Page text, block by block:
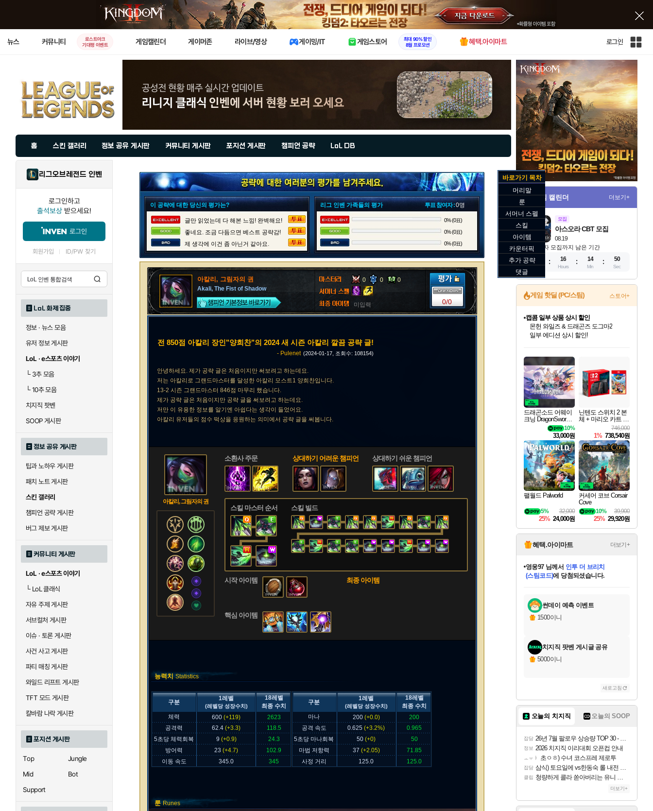
X
뉴스 커뮤니티
로스트아크
기대평 이벤트
게임캘린더 게이머존 라이브/영상 게이밍/IT 게임스토어
최대 90% 할인
8월 프로모션
혜택.아이마트 로그인
인
사
이
트
맵
홈 스킨 갤러리 정보 공유 게시판 커뮤니티 게시판 포지션 게시판 챔피언 공략 LoL DB
리그오브레전드 인벤
로그인하고
출석보상 받으세요!
로그인
회원가입 ID/PW 찾기
LoL 화제 집중
정보 · 뉴스 모음
유저 정보 게시판
LoL · e스포츠 이야기
└3추 모음
└10추 모음
치지직 팟벤
SOOP 게시판
정보 공유 게시판
팁과 노하우 게시판
패치 노트 게시판
스킨 갤러리
챔피언 공략 게시판
버그 제보 게시판
커뮤니티 게시판
LoL · e스포츠 이야기
└LoL 클래식
자유 주제 게시판
서브컬처 게시판
이슈 · 토론 게시판
사건 사고 게시판
파티 매칭 게시판
와일드 리프트 게시판
TFT 모드 게시판
칼바람 나락 게시판
포지션 게시판
Top
Jungle
Mid
Bot
Support
이 공략에 대한 당신의 평가는?
글만 읽었는데 다 해본 느낌! 완벽해요!
좋네요. 조금 다듬으면 베스트 공략감!
제 생각에 이건 좀 아닌거 같아요.
리그 인벤 가족들의 평가 투표 참여자 :0명
0% (0표)
0% (0표)
0% (0표)
아칼리, 그림자의 권
Akali, The Fist of Shadow
0 0 0
미입력 0/0
전 850점 아칼리 장인"양희찬"의 2024 새 시즌 아칼리 깔끔 공략 글!
- Pulenet (2024-01-17, 조회수: 108154)
안녕하세요. 제가 공략 글은 처음이지만 써보려고 하는데요.
저는 아칼리로 그랜드마스터를 달성한 아칼리 모스트1 양희찬입니다.
13-2 시즌 그랜드마스터 846점 마무리 했습니다.
제가 공략 글은 처음이지만 공략 글을 써보려고 하는데요.
저만 이 유용한 정보를 알기엔 아쉽다는 생각이 들었어요.
아칼리 유저들의 점수 떡상을 응원하는 의미에서 공략 글을 써봅니다.
아칼리, 그림자의 권
소환사 주문 상대하기 어려운 챔피언 상대하기 쉬운 챔피언
스킬 마스터 순서 스킬 빌드
시작 아이템
핵심 아이템
최종 아이템
능력치 Statistics
구분
1레벨
(레벨당 성장수치)
18레벨
최종 수치
구분
1레벨
(레벨당 성장수치)
18레벨
최종 수치
체력
600 (+119) 2623 마나 200 (+0.0)
200
공격력
62.4 (+3.3) 118.5 공격 속도 0.625 (+3.2%)
0.965
5초당 체력회복
9 (+0.9) 24.3 5초당 마나회복 50 (+0)
50
방어력
23 (+4.7) 102.9 마법 저항력 37 (+2.05)
71.85
이동 속도
345.0 345 사정 거리 125.0 125.0
룬Runes
게임 캘린더 더보기+
모집
08.19
아스오라 CBT 모집
참가자 모집까지 남은 기간
12
Days
16
Hours
14
Min
48
Sec
게임 핫딜 (PC/스팀) 스토어+
최대 90% 할인가를 만나보세요!
네이버혜택과 함께 만나보세요!
50%할인&추가 적립까지!
이니&베니 혜택까지!
네이버 혜택가와 함께 예약하세요!
할인&네이버혜택으로 만나보세요!
네이버페이 혜택과 만나보세요!
40주년 프로모션으로 만나보세요!
네이버 포인트 혜택까지!
할인가에 만나보세요!
캡콤 일부 상품 상시 할인
몬헌 와일즈 & 드래곤즈 도그마2
일부 에디션 상시 할인!
스타워즈 은하계 레이서
인벤게임즈에서 10% 추가 적립
혜택으로 예약 판매 중
편안하게 충전하세요
드래곤소드 어웨이
크닝 DragonSword A
10%
33,000원
닌텐도 스위치 2 본
체 + 마리오 카트 월
746,000
1% 738,540원
팰월드 Palworld
32,000
5%
25% 24,000원
커세어 코브 Corsair
Cove
39,900
10%
25% 29,920원
혜택.아이마트 더보기+
당첨되셨습니다.
당첨되셨습니다.
당첨되셨습니다.
당첨되셨습니다.
영웅97님께서 인투 더 브리치
(스팀코드)에 당첨되셨습니다.
에디션 (스팀코드)를 교환.
당첨되셨습니다.
당첨되셨습니다.
당첨되셨습니다.
당첨되셨습니다.
썬데이 예측 이벤트
1500이니
치지직 팟벤 게시글 공유
5000이니
새로고침
오늘의 치지직 오늘의 SOOP
잡담 26년 7월 팔로우 상승량 TOP 30 - 월간 치지직
정보 2026 치지직 이리대회 오픈컵 안내
ㅗㅜㅑ 초ㅇㅎ) 수녀 코스프레 제로투
잡담 삼식) 토요일에 vs한동숙 롤 내전 예정
클립 청량하게 콜라 쏟아버리는 유니 ㅋㅋㅋ
더보기+
바로가기 목차
머리말
룬
서머너 스펠
스킬
아이템
카운터픽
추가 공략
댓글